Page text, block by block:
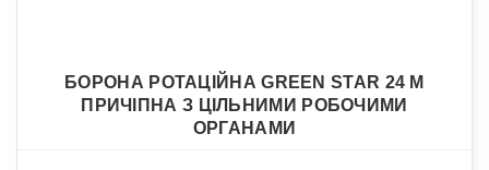
БОРОНА РОТАЦІЙНА GREEN STAR 24 М
ПРИЧІПНА З ЦІЛЬНИМИ РОБОЧИМИ
ОРГАНАМИ